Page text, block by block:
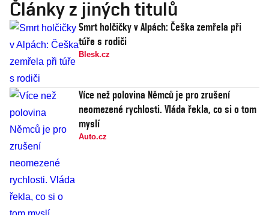
Články z jiných titulů
Smrt holčičky v Alpách: Češka zemřela při
túře s rodiči
Blesk.cz
Více než polovina Němců je pro zrušení
neomezené rychlosti. Vláda řekla, co si o tom
myslí
Auto.cz